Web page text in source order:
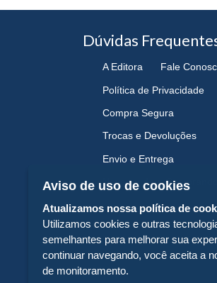
Dúvidas
A Editora Fale
Política de Privacidade
Compra Segura
Trocas e Devoluções
Envio e Entrega
Navegando e Comprando
Aviso de uso de cookies
Atualizamos nossa política de
Utilizamos cookies e outras
semelhantes para melhorar sua
continuar navegando, você aceita a
de monitoramento.